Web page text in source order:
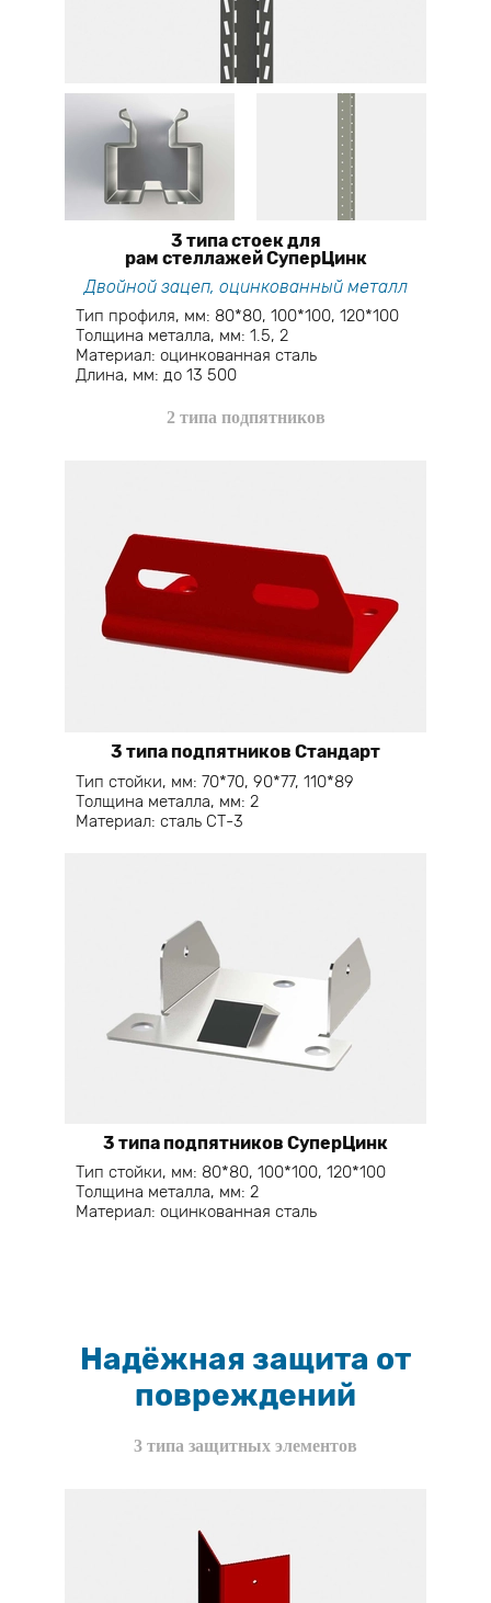
3 типа стоек для
рам стеллажей СуперЦинк
Двойной зацеп, оцинкованный металл
Тип профиля, мм: 80*80, 100*100, 120*100
Толщина металла, мм: 1.5, 2
Материал: оцинкованная сталь
Длина, мм: до 13 500
2 типа подпятников
3 типа подпятников Стандарт
Тип стойки, мм: 70*70, 90*77, 110*89
Толщина металла, мм: 2
Материал: сталь СТ-3
3 типа подпятников СуперЦинк
Тип стойки, мм: 80*80, 100*100, 120*100
Толщина металла, мм: 2
Материал: оцинкованная сталь
Надёжная защита от
повреждений
3 типа защитных элементов